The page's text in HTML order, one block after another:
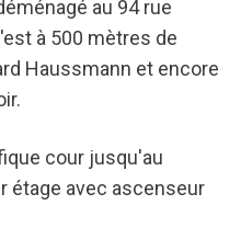
au 94 rue
à 500 mètres de
Haussmann et encore
cour jusqu'au
étage avec ascenseur